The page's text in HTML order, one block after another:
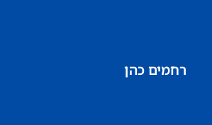
רחמים כהן